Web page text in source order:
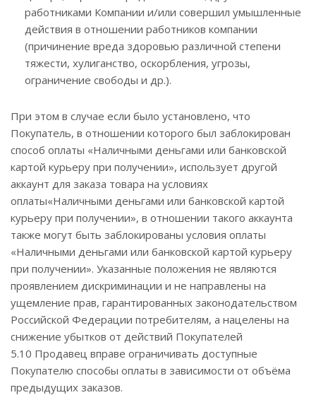
работниками Компании и/или совершил умышленные
действия в отношении работников компании
(причинение вреда здоровью различной степени
тяжести, хулиганство, оскорбления, угрозы,
ограничение свободы и др.).
При этом в случае если было установлено, что
Покупатель, в отношении которого был заблокирован
способ оплаты «Наличными деньгами или банковской
картой курьеру при получении», использует другой
аккаунт для заказа товара на условиях
оплаты«Наличными деньгами или банковской картой
курьеру при получении», в отношении такого аккаунта
также могут быть заблокированы условия оплаты
«Наличными деньгами или банковской картой курьеру
при получении». Указанные положения не являются
проявлением дискриминации и не направлены на
ущемление прав, гарантированных законодательством
Российской Федерации потребителям, а нацелены на
снижение убытков от действий Покупателей
5.10 Продавец вправе ограничивать доступные
Покупателю способы оплаты в зависимости от объёма
предыдущих заказов.